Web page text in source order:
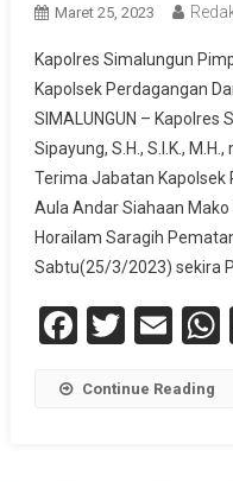
Maret 25, 2023
Kapolres Simalungun
Kapolsek Perdagangan
SIMALUNGUN – Kapolres
Sipayung, S.H., S.I.K.,
Terima Jabatan Kapolsek
Aula Andar Siahaan
Horailam Saragih
Sabtu(25/3/2023) sekira
Facebook
Continue Reading